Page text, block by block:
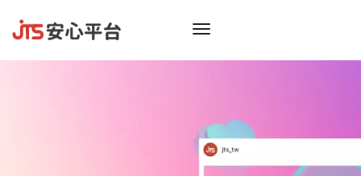
toggle